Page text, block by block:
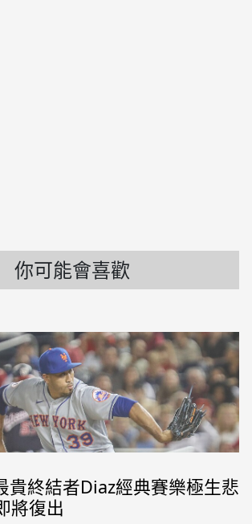
你可能會喜歡
貴終結者Diaz經典賽樂極生悲
將復出